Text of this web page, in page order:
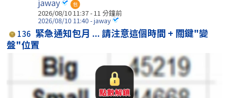
jaway 包
2026/08/10 11:37 -11 分鐘前
2026/08/10 11:40 - jaway
136 緊急通知包月 ... 請注意這個時間 + 關鍵"變
盤"位置